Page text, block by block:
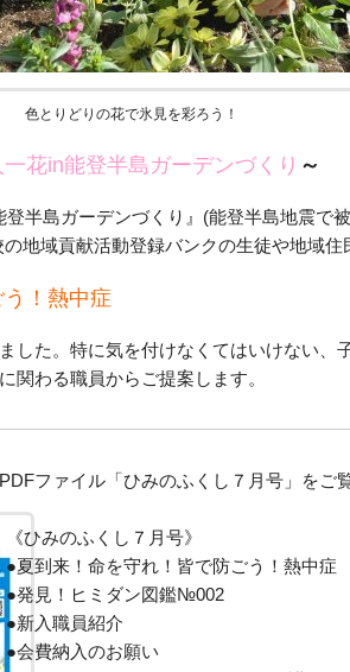
色とりどりの花で氷見を彩ろう！
一花in能登半島ガーデンづくり ～
半島ガーデンづくり』(能登半島地震で
地域貢献活動登録バンクの生徒や地域住
！熱中症
した。特に気を付けなくてはいけない、
関わる職員からご提案します。
ファイル「ひみのふくし７月号」をご
《ひみのふくし７月号》
●夏到来！命を守れ！皆で防ごう！熱中症
●発見！ヒミダン図鑑№002
●新入職員紹介
●会費納入のお願い